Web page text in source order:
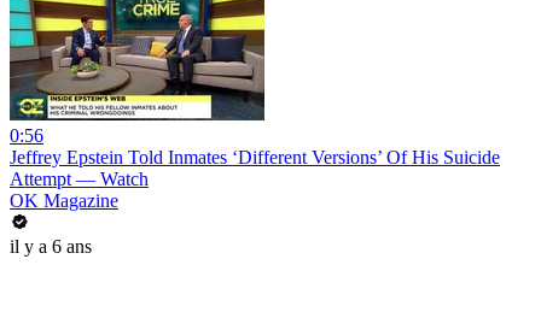
0:56
Jeffrey Epstein Told Inmates ‘Different Versions’ Of His Suicide
Attempt — Watch
OK Magazine
il y a 6 ans